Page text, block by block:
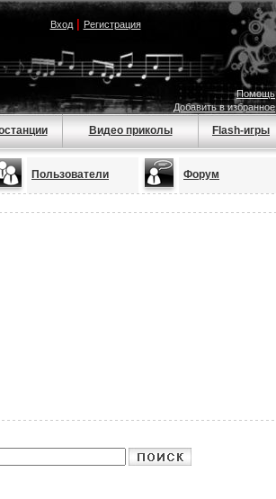
Вход| Регистрация
Помощь
Добавить в избранное
Видео приколы Flash-игры
Пользователи Форум